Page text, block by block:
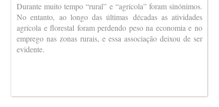
Durante muito tempo “rural” e “agrícola” foram sinónimos.
No entanto, ao longo das últimas décadas as atividades
agrícola e florestal foram perdendo peso na economia e no
emprego nas zonas rurais, e essa associação deixou de ser
evidente.